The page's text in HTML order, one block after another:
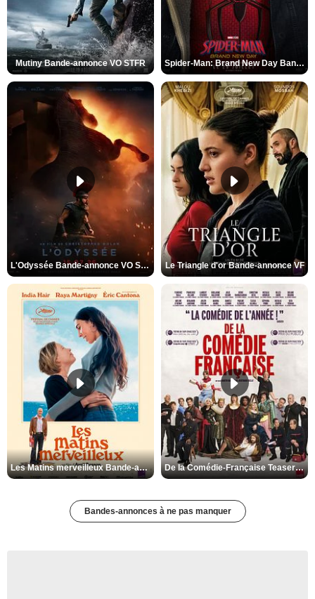
Mutiny Bande-annonce VO STFR Spider-Man: Brand New Day Bande-annonce VO STFR
L'Odyssée Bande-annonce VO STFR Le Triangle d'or Bande-annonce VF
Les Matins merveilleux Bande-annonce VF De la Comédie-Française Teaser VF
Bandes-annonces à ne pas manquer